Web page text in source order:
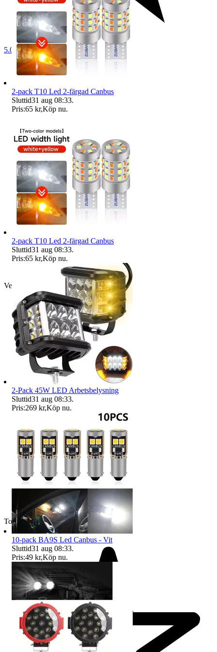
5.0
Verifierad
Toppsäljare
2-pack T10 Led 2-färgad Canbus
Sluttid31 aug 08:33.
Pris:65 kr,Köp nu.
2-pack T10 Led 2-färgad Canbus
Sluttid31 aug 08:33.
Pris:65 kr,Köp nu.
2-Pack 45W LED Arbetsbelysning
Sluttid31 aug 08:33.
Pris:269 kr,Köp nu.
10-pack BA9S Led Canbus - Vit
Sluttid31 aug 08:33.
Pris:49 kr,Köp nu.